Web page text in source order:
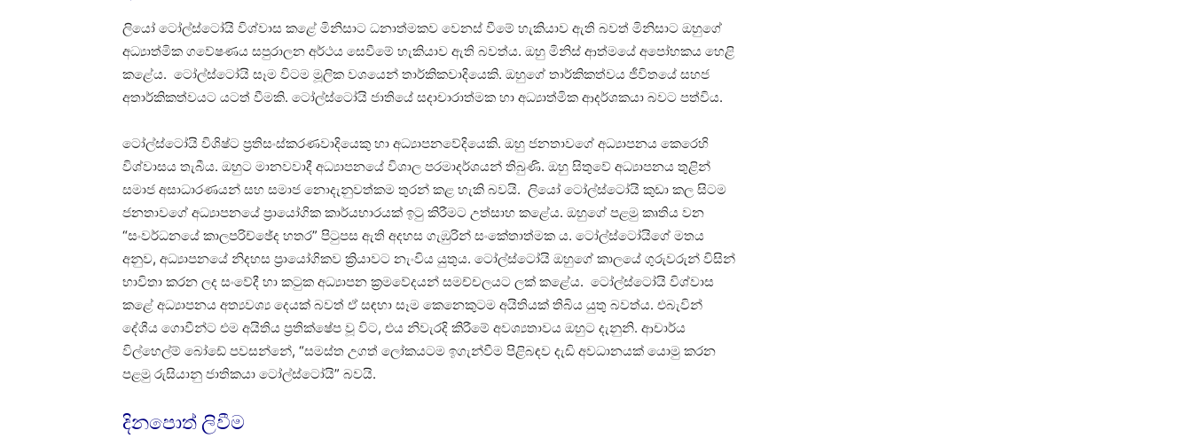
ලියෝ ටෝල්ස්ටෝයි විශ්වාස කළේ මිනිසාට ධනාත්මකව වෙනස් වීමේ හැකියාව ඇති බවත් මිනිසාට ඔහුගේ
අධ්‍යාත්මික ගවේෂණය සපුරාලන අර්ථය සෙවීමේ හැකියාව ඇති බවත්ය. ඔහු මිනිස් ආත්මයේ අපෝහකය හෙළි
කළේය. ටෝල්ස්ටෝයි සෑම විටම මූලික වශයෙන් තාර්කිකවාදියෙකි. ඔහුගේ තාර්කිකත්වය ජීවිතයේ සහජ
අතාර්කිකත්වයට යටත් වීමකි. ටෝල්ස්ටෝයි ජාතියේ සදාචාරාත්මක හා අධ්‍යාත්මික ආදර්ශකයා බවට පත්විය.
ටෝල්ස්ටෝයි විශිෂ්ට ප්‍රතිසංස්කරණවාදියෙකු හා අධ්‍යාපනවේදියෙකි. ඔහු ජනතාවගේ අධ්‍යාපනය කෙරෙහි
විශ්වාසය තැබීය. ඔහුට මානවවාදී අධ්‍යාපනයේ විශාල පරමාදර්ශයන් තිබුණි. ඔහු සිතුවේ අධ්‍යාපනය තුළින්
සමාජ අසාධාරණයන් සහ සමාජ නොදැනුවත්කම තුරන් කළ හැකි බවයි. ලියෝ ටෝල්ස්ටෝයි කුඩා කල සිටම
ජනතාවගේ අධ්‍යාපනයේ ප්‍රායෝගික කාර්යභාරයක් ඉටු කිරීමට උත්සාහ කළේය. ඔහුගේ පළමු කෘතිය වන
“සංවර්ධනයේ කාලපරිච්ඡේද හතර” පිටුපස ඇති අදහස ගැඹුරින් සංකේතාත්මක ය. ටෝල්ස්ටෝයිගේ මතය
අනුව, අධ්‍යාපනයේ නිදහස ප්‍රායෝගිකව ක්‍රියාවට නැංවිය යුතුය. ටෝල්ස්ටෝයි ඔහුගේ කාලයේ ගුරුවරුන් විසින්
භාවිතා කරන ලද සංවේදී හා කටුක අධ්‍යාපන ක්‍රමවේදයන් සමච්චලයට ලක් කළේය. ටෝල්ස්ටෝයි විශ්වාස
කළේ අධ්‍යාපනය අත්‍යවශ්‍ය දෙයක් බවත් ඒ සඳහා සෑම කෙනෙකුටම අයිතියක් තිබිය යුතු බවත්ය. එබැවින්
දේශීය ගොවීන්ට එම අයිතිය ප්‍රතික්ෂේප වූ විට, එය නිවැරදි කිරීමේ අවශ්‍යතාවය ඔහුට දැනුනි. ආචාර්ය
විල්හෙල්ම් බෝඩේ පවසන්නේ, “සමස්ත උගත් ලෝකයටම ඉගැන්වීම පිළිබඳව දැඩි අවධානයක් යොමු කරන
පළමු රුසියානු ජාතිකයා ටෝල්ස්ටෝයි” බවයි.
දිනපොත් ලිවීම